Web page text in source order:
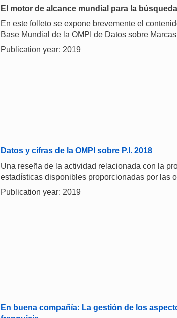
El motor de alcance mundial para la
En este folleto se expone brevemente el
Base Mundial de la OMPI de Datos sobre
Publication year: 2019
Datos y cifras de la OMPI sobre P.I. 2018
Una reseña de la actividad relacionada con la
estadísticas disponibles proporcionadas por las
Publication year: 2019
En buena compañía: La gestión de los